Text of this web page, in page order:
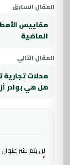
المقال السابق
الماضية
المقال التالي
محلات تجارية
هل هي بوادر
لن يتم نشر
*